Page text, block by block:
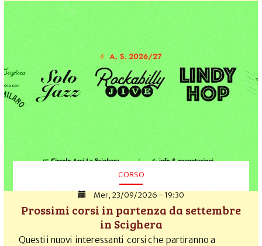
CORSO
Mer, 23/09/2026 - 19:30
Prossimi corsi in partenza da settembre
in Scighera
Questi i nuovi interessanti corsi che partiranno a